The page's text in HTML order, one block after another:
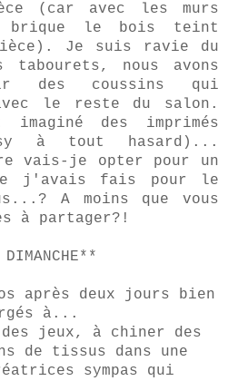
(car avec les murs
le bois teint
Je suis ravie du
nous avons
des coussins qui
le reste du salon.
des imprimés
à tout hasard)...
vais-je opter pour un
j'avais fais pour le
A moins que vous
à partager?!
après deux jours bien
à...
jeux, à chiner des
de tissus dans une
sympas qui